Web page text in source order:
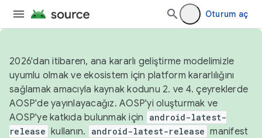
Oturum aç
2026'dan itibaren, ana kararlı geliştirme modelimizle
uyumlu olmak ve ekosistem için platform kararlılığını
sağlamak amacıyla kaynak kodunu 2. ve 4. çeyreklerde
AOSP'de yayınlayacağız. AOSP'yi oluşturmak ve
AOSP'ye katkıda bulunmak için
android-latest-
release kullanın. android-latest-release manifest